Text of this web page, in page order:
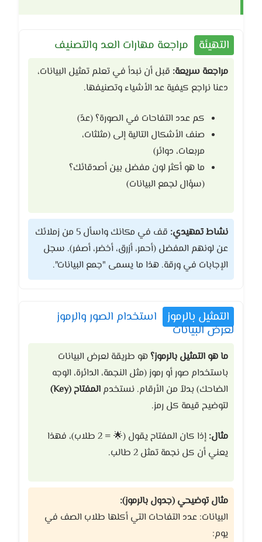
التهيئة مراجعة مهارات العد والتصنيف
مراجعة سريعة: قبل أن نبدأ في تعلم تمثيل البيانات،
دعنا نراجع كيفية عد الأشياء وتصنيفها.
كم عدد التفاحات في الصورة؟ (عدّ)
صنف الأشكال التالية إلى (مثلثات،
مربعات، دوائر)
ما هو أكثر لون مفضل بين أصدقائك؟
(سؤال لجمع البيانات)
نشاط تمهيدي:
قف في مكانك واسأل 5 من زملائك
عن لونهم المفضل (أحمر، أزرق، أخضر، أصفر). سجل
الإجابات في ورقة. هذا ما يسمى "جمع البيانات".
التمثيل بالرموز استخدام الصور والرموز
لعرض البيانات
ما هو التمثيل بالرموز؟هو طريقة لعرض البيانات
باستخدام صور أو رموز (مثل النجمة، الدائرة، الوجه
الضاحك) بدلاً من الأرقام. نستخدم المفتاح (Key)
لتوضيح قيمة كل رمز.
مثال:
إذا كان المفتاح يقول (🌟 = 2 طلاب)، فهذا
يعني أن كل نجمة تمثل 2 طالب.
مثال توضيحي (جدول بالرموز):
البيانات: عدد التفاحات التي أكلها طلاب الصف في
يوم: